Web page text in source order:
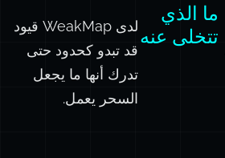
ما الذي
تتخلى عنه
لدى WeakMap قيود
قد تبدو كحدود حتى
تدرك أنها ما يجعل
السحر يعمل.